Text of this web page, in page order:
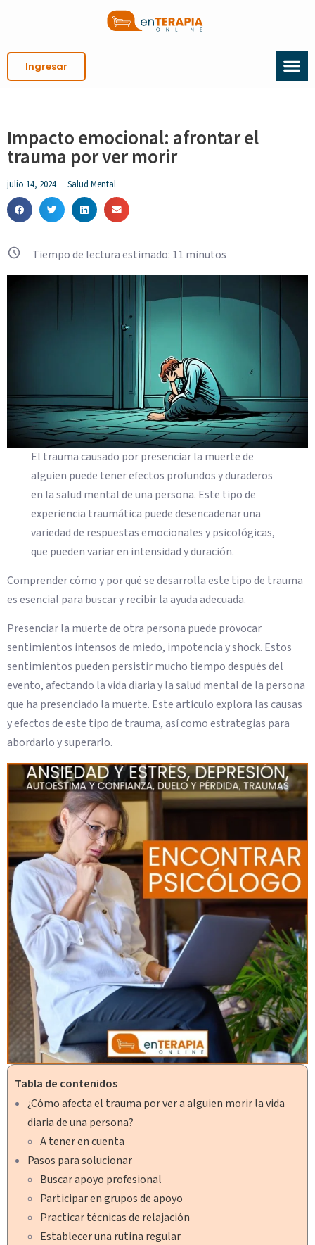
Ingresar
Impacto emocional: afrontar el
trauma por ver morir
julio 14, 2024 Salud Mental
Tiempo de lectura estimado: 11 minutos
El trauma causado por presenciar la muerte de
alguien puede tener efectos profundos y duraderos
en la salud mental de una persona. Este tipo de
experiencia traumática puede desencadenar una
variedad de respuestas emocionales y psicológicas,
que pueden variar en intensidad y duración.
Comprender cómo y por qué se desarrolla este tipo de trauma
es esencial para buscar y recibir la ayuda adecuada.
Presenciar la muerte de otra persona puede provocar
sentimientos intensos de miedo, impotencia y shock. Estos
sentimientos pueden persistir mucho tiempo después del
evento, afectando la vida diaria y la salud mental de la persona
que ha presenciado la muerte. Este artículo explora las causas
y efectos de este tipo de trauma, así como estrategias para
abordarlo y superarlo.
Tabla de contenidos
¿Cómo afecta el trauma por ver a alguien morir la vida
diaria de una persona?
A tener en cuenta
Pasos para solucionar
Buscar apoyo profesional
Participar en grupos de apoyo
Practicar técnicas de relajación
Establecer una rutina regular